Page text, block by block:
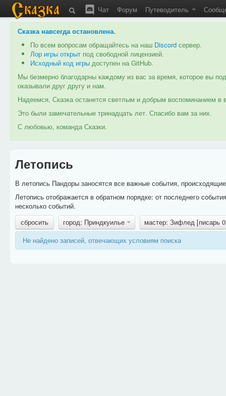
Чат Форум Путеводитель
Сказка навсегда остановлена.
По всем вопросам обращайтесь на наш Discord сервер.
Лор игры открыт под свободной лицензией.
Исходный код игры доступен на GitHub.
Мы безмерно благодарны каждому из вас за время, которое вы
оказывали друг другу и нам.
Надеемся, Сказка останется светлым и добрым воспоминанием
Это были замечательные тринадцать лет. Спасибо вам за них.
С любовью, команда Сказки.
Летопись
В летопись Пандоры заносятся все важные события,
Летопись отображается в обратном порядке: от последнего
несколько событий.
сбросить
город: Приндкуилье
мастер: Зифлед [писарь
Не найдено записей, отвечающих условиям поиска